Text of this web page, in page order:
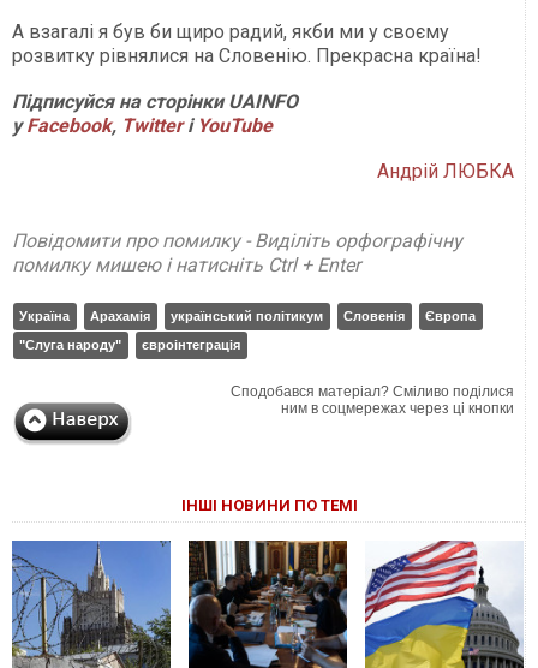
А взагалі я був би щиро радий, якби ми у своєму
розвитку рівнялися на Словенію. Прекрасна країна!
Підписуйся на сторінки UAINFO
уFacebook, Twitterі YouTube
Андрій ЛЮБКА
Повідомити про помилку - Виділіть орфографічну
помилку мишею і натисніть Ctrl + Enter
Україна Арахамія український політикум Словенія
Європа
"Слуга народу"
євроінтеграція
Сподобався матеріал? Сміливо поділися
ним в соцмережах через ці кнопки
ІНШІ НОВИНИ ПО ТЕМІ